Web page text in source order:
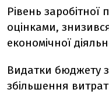
Рівень
оцінками,
економічної
Видатки бюджету
збільшення